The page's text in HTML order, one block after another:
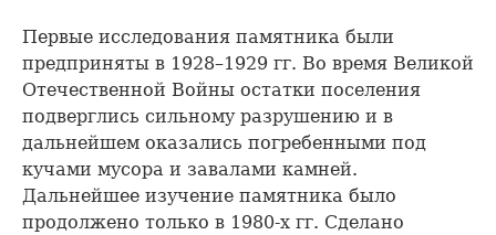
Первые исследования памятника были
предприняты в 1928–1929 гг. Во время Великой
Отечественной Войны остатки поселения
подверглись сильному разрушению и в
дальнейшем оказались погребенными под
кучами мусора и завалами камней.
Дальнейшее изучение памятника было
продолжено только в 1980-х гг. Сделано